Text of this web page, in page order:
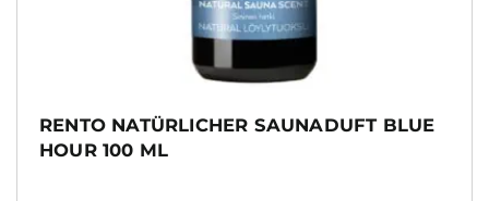
RENTO NATÜRLICHER SAUNADUFT BLUE
HOUR 100 ML